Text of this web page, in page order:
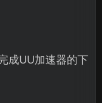
成UU加速器的下